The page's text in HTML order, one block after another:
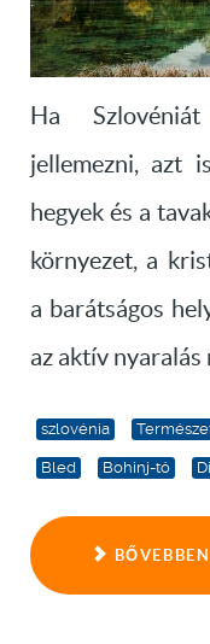
Ha
jellemezni, azt
hegyek és a
környezet, a
a barátságos
az aktív
szlovénia
Bled Bohinj-tó
BŐVEBBEN